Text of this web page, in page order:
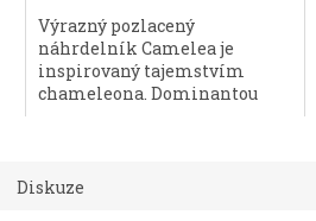
Výrazný pozlacený
náhrdelník Camelea je
inspirovaný tajemstvím
chameleona. Dominantou
Diskuze